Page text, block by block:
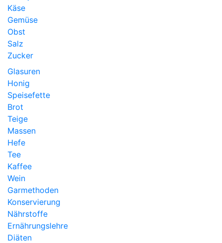
Käse
Gemüse
Obst
Salz
Zucker
Glasuren
Honig
Speisefette
Brot
Teige
Massen
Hefe
Tee
Kaffee
Wein
Garmethoden
Konservierung
Nährstoffe
Ernährungslehre
Diäten